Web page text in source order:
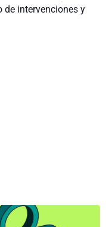
de intervenciones y